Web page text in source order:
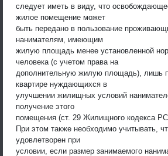
следует иметь в виду, что
жилое помещение может
быть передано в пользование
нанимателям, имеющим
жилую площадь менее установленной
человека (с учетом права на
дополнительную жилую площадь), лишь
квартире нуждающихся в
улучшении жилищных условий
получение этого
помещения (ст. 29 Жилищного кодекса
При этом также необходимо учитывать,
удовлетворен при
условии, если размер занимаемого